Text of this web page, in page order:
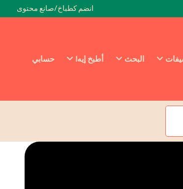
انضم كطباخ/صانع محتوى
البحث أطبخ إيه! حسابي